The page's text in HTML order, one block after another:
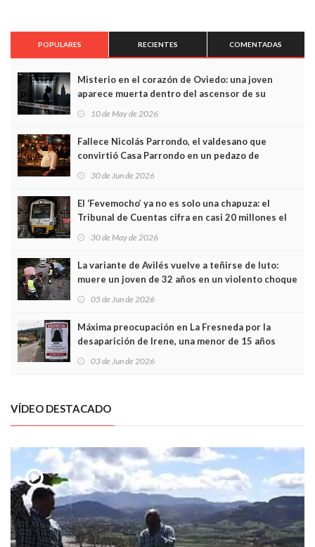
POPULARES RECIENTES COMENTADAS
Misterio en el corazón de Oviedo: una joven
aparece muerta dentro del ascensor de su
edificio y las cámaras captan sus últimos minutos
10 de May de 2026
Fallece Nicolás Parrondo, el valdesano que
convirtió Casa Parrondo en un pedazo de
Asturias en Madrid
30 de Jun de 2026
El ‘Fevemocho’ ya no es solo una chapuza: el
Tribunal de Cuentas cifra en casi 20 millones el
sobrecoste de los trenes que no cabían por los
30 de May de 2026
La variante de Avilés vuelve a teñirse de luto:
muere un joven de 32 años en un violento choque
frontal
05 de Jun de 2026
Máxima preocupación en La Fresneda por la
desaparición de Irene, una menor de 15 años
03 de Jun de 2026
VÍDEO DESTACADO